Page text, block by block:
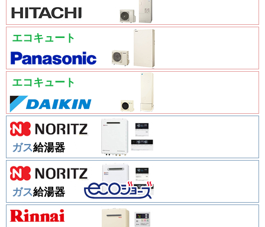
エコキュート
エコキュート
ガス給湯器
ガス給湯器